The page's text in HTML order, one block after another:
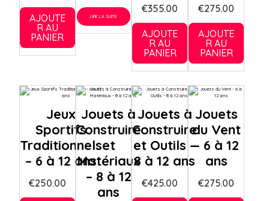
AJOUTE
R AU
PANIER
LIRE LA SUITE
€355.00
AJOUTE
R AU
PANIER
€275.00
AJOUTE
R AU
PANIER
Jeux
Sportifs
Traditionnels
– 6 à 12 ans
€250.00
Jouets à
Construire
et
Matériaux
– 8 à 12
ans
Jouets à
Construire
et Outils –
8 à 12 ans
€425.00
Jouets
du Vent
– 6 à 12
ans
€275.00